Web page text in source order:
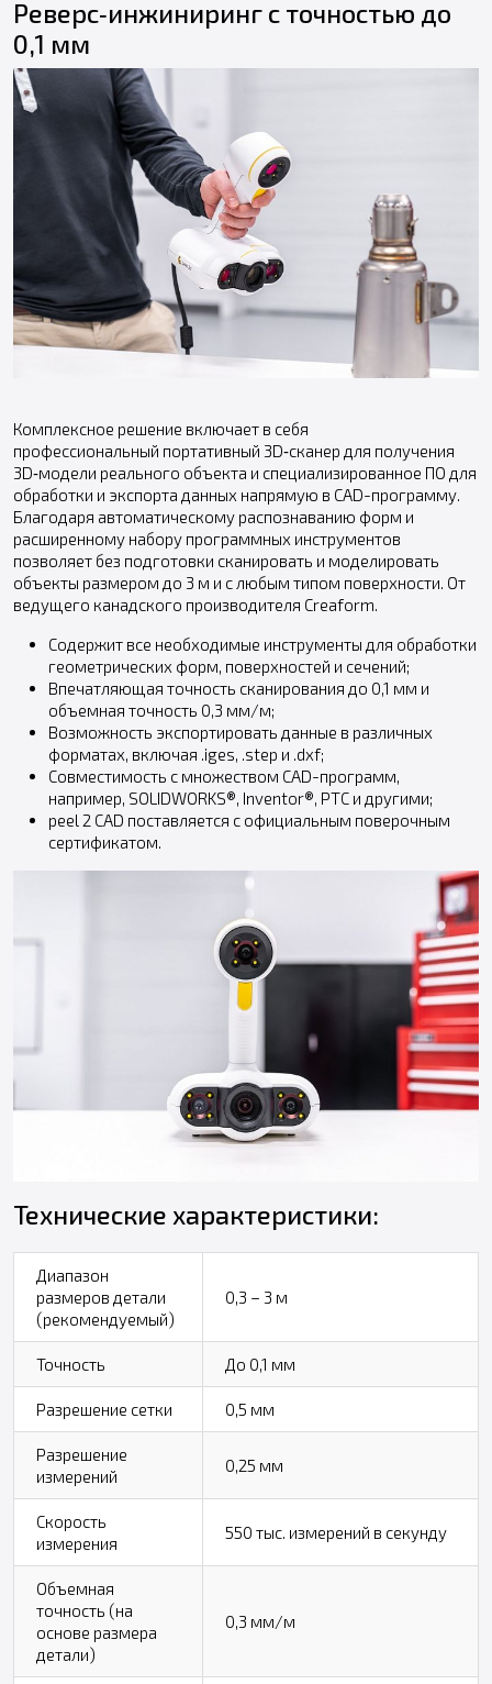
Реверс‑инжиниринг с точностью до
0,1 мм
Комплексное решение включает в себя
профессиональный портативный 3D‑сканер для получения
3D‑модели реального объекта и специализированное ПО для
обработки и экспорта данных напрямую в CAD-программу.
Благодаря автоматическому распознаванию форм и
расширенному набору программных инструментов
позволяет без подготовки сканировать и моделировать
объекты размером до 3 м и с любым типом поверхности. От
ведущего канадского производителя Creaform.
Содержит все необходимые инструменты для обработки
геометрических форм, поверхностей и сечений;
Впечатляющая точность сканирования до 0,1 мм и
объемная точность 0,3 мм/м;
Возможность экспортировать данные в различных
форматах, включая .iges, .step и .dxf;
Совместимость с множеством CAD-программ,
например, SOLIDWORKS®, Inventor®, PTC и другими;
peel 2 CAD поставляется с официальным поверочным
сертификатом.
Технические характеристики:
Диапазон
размеров детали
(рекомендуемый)
0,3 – 3 м
Точность До 0,1 мм
Разрешение сетки 0,5 мм
Разрешение
измерений
0,25 мм
Скорость
измерения
550 тыс. измерений в секунду
Объемная
точность (на
основе размера
детали)
0,3 мм/м